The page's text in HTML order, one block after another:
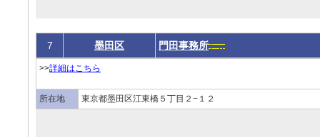
7 墨田区 門田事務所
>>詳細はこちら
所在地 東京都墨田区江東橋５丁目２−１２